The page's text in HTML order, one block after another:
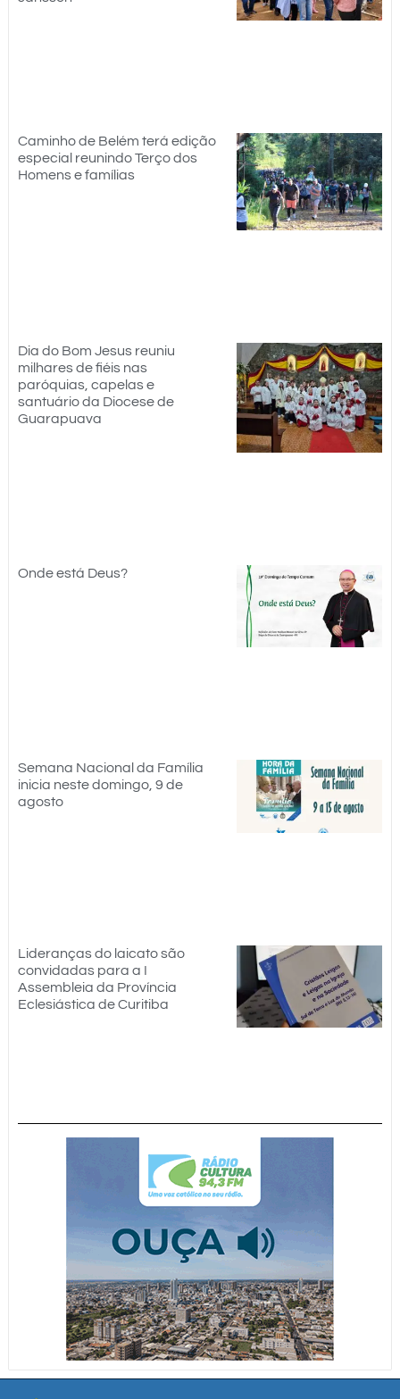
Caminho de Belém terá edição
especial reunindo Terço dos
Homens e famílias
Dia do Bom Jesus reuniu
milhares de fiéis nas
paróquias, capelas e
santuário da Diocese de
Guarapuava
Onde está Deus?
Semana Nacional da Família
inicia neste domingo, 9 de
agosto
Lideranças do laicato são
convidadas para a I
Assembleia da Província
Eclesiástica de Curitiba